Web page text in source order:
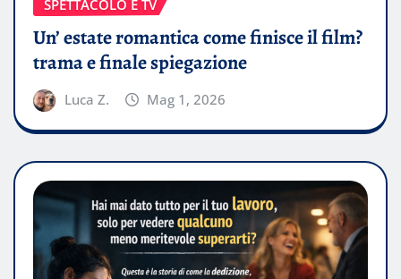
SPETTACOLO E TV
Un’ estate romantica come finisce il film?
trama e finale spiegazione
Luca Z. Mag 1, 2026